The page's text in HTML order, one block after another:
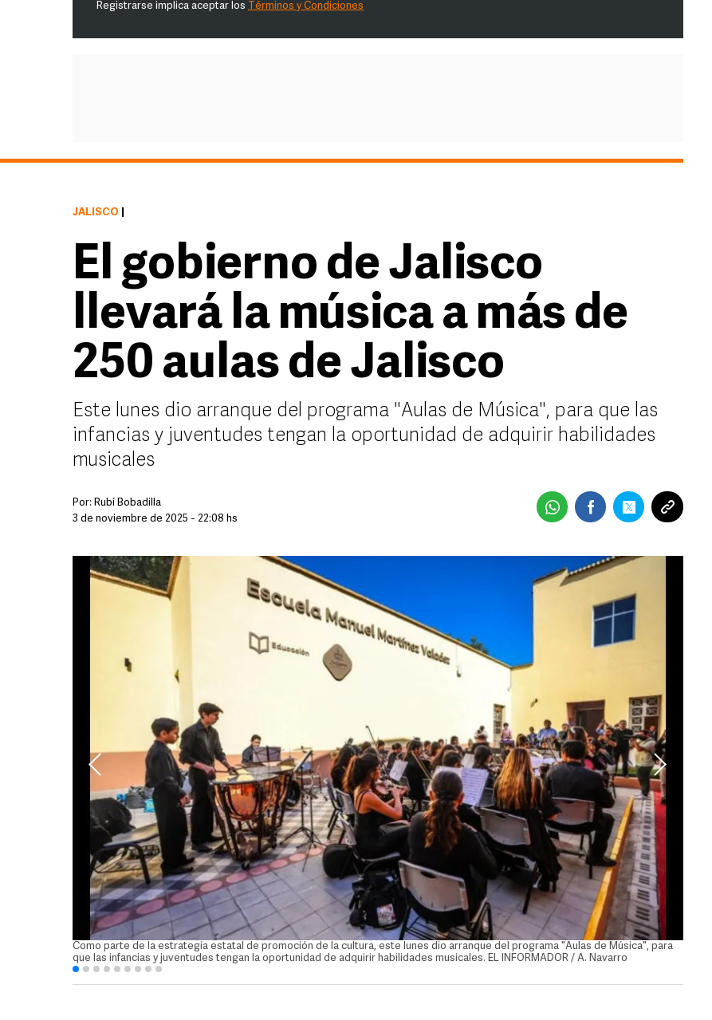
Registrarse implica aceptar los Términos y Condiciones
JALISCO
El gobierno de Jalisco
llevará la música a más de
250 aulas de Jalisco
Este lunes dio arranque del programa "Aulas de Música", para que las
infancias y juventudes tengan la oportunidad de adquirir habilidades
musicales
Por: Rubí Bobadilla
3 de noviembre de 2025 - 22:08 hs
Como parte de la estrategia estatal de promoción de la cultura, este lunes dio arranque del programa "Aulas de Música", para
que las infancias y juventudes tengan la oportunidad de adquirir habilidades musicales. EL INFORMADOR / A. Navarro